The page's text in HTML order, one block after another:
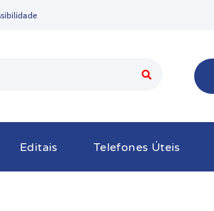
Editais Telefones Úteis